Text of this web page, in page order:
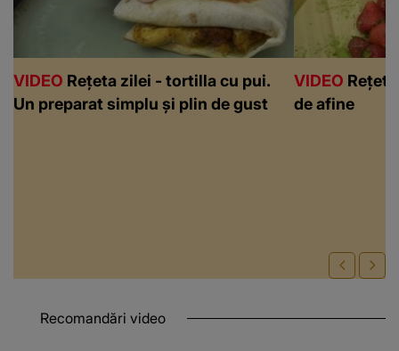
VIDEO Rețeta zilei - tortilla cu pui.
Un preparat simplu și plin de gust
VIDEO
de afine
Recomandări video